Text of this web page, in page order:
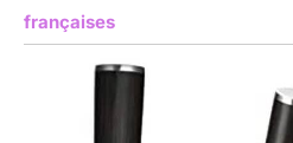
françaises